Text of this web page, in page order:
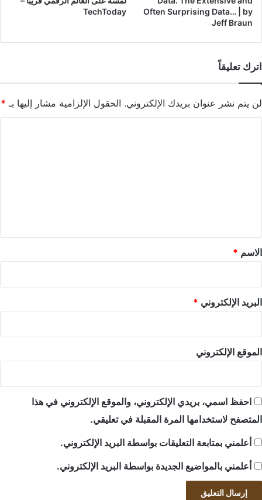
Often Surprising Data… | by
Jeff Braun
TechToday
اترك تعليقاً
لن يتم نشر عنوان بريدك الإلكتروني. الحقول الإلزامية مشار إليها بـ *
*
الاسم *
البريد الإلكتروني *
الموقع الإلكتروني
احفظ اسمي، بريدي الإلكتروني، والموقع الإلكتروني في هذا
المتصفح لاستخدامها المرة المقبلة في تعليقي.
أعلمني بمتابعة التعليقات بواسطة البريد الإلكتروني.
أعلمني بالمواضيع الجديدة بواسطة البريد الإلكتروني.